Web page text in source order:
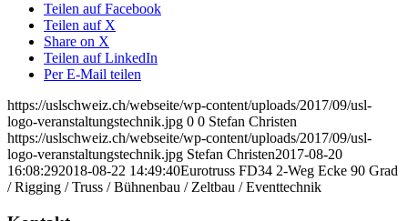
Teilen auf Facebook
Teilen auf X
Share on X
Teilen auf LinkedIn
Per E-Mail teilen
https://uslschweiz.ch/webseite/wp-content/uploads/2017/09/usl-
logo-veranstaltungstechnik.jpg 0 0 Stefan Christen
https://uslschweiz.ch/webseite/wp-content/uploads/2017/09/usl-
logo-veranstaltungstechnik.jpg Stefan Christen2017-08-20
16:08:292018-08-22 14:49:40Eurotruss FD34 2-Weg Ecke 90 Grad
/ Rigging / Truss / Bühnenbau / Zeltbau / Eventtechnik